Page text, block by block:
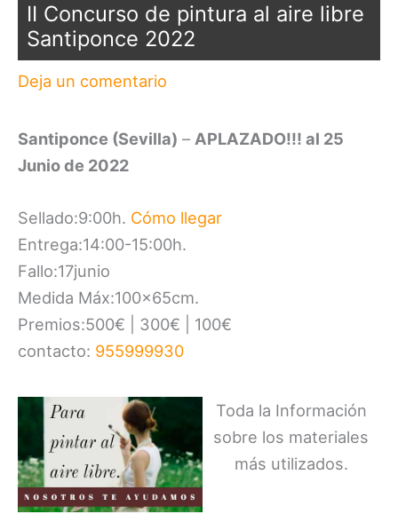
II Concurso de pintura al aire libre
Santiponce 2022
Deja un comentario
Santiponce (Sevilla) – APLAZADO!!! al 25
Junio de 2022
Sellado:9:00h. Cómo llegar
Entrega:14:00-15:00h.
Fallo:17junio
Medida Máx:100x65cm.
Premios:500€ | 300€ | 100€
contacto: 955999930
Toda la Información
sobre los materiales
más utilizados.